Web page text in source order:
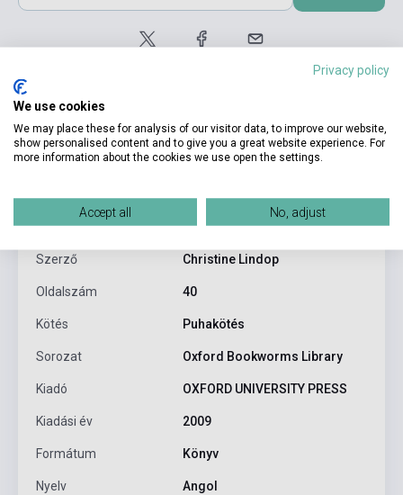
ISBN 9780194234351
Szerző Christine Lindop
Oldalszám 40
Kötés Puhakötés
Sorozat Oxford Bookworms Library
Kiadó OXFORD UNIVERSITY PRESS
Kiadási év 2009
Formátum Könyv
Nyelv Angol
Privacy policy
We use cookies
We may place these for analysis of our visitor data, to improve our website,
show personalised content and to give you a great website experience. For
more information about the cookies we use open the settings.
Accept all No, adjust